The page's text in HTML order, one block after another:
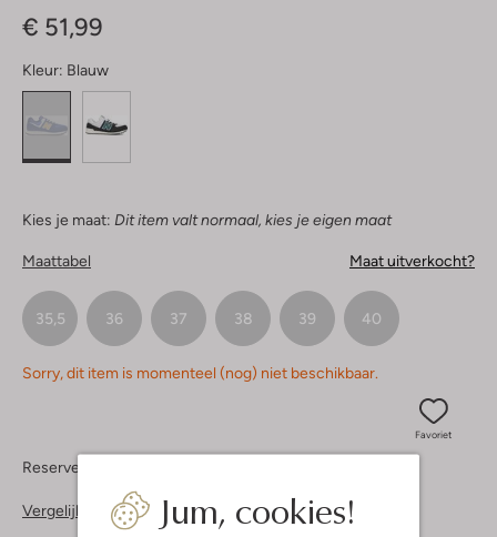
Jum, cookies!
€ 51,99
Kleur: Blauw
Kies je maat: Dit item valt normaal, kies je eigen maat
Maattabel Maat uitverkocht?
35,5 36 37 38 39 40
Sorry, dit item is momenteel (nog) niet beschikbaar.
Favoriet
Reserveer direct in een van onze 37 boutiques
Vergelijkbare items